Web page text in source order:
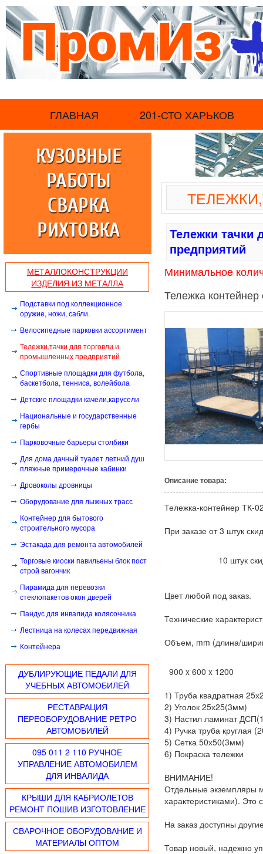
.
ГЛАВНАЯ 201-СТО ХАРЬКОВ
МЕТАЛЛОКОНСТРУКЦИИ
ИЗДЕЛИЯ ИЗ МЕТАЛЛА
Подставки под коллекционное
оружие, ножи, сабли.
Велосипедные парковки ассортимент
Тележки,тачки для торговли и
промышленных предприятий
Спортивные площадки для футбола,
баскетбола, тенниса, волейбола
Детские площадки качели,карусели
Национальные и государственные
гербы
Парковочные барьеры столбики
Для дома дачный туалет летний душ
пляжные примерочные кабинки
Дровоколы дровницы
Оборудование для лыжных трасс
Контейнер для бытового
строительного мусора
Эстакада для ремонта автомобилей
Торговые киоски павильены блок пост
строй вагончик
Пирамида для перевозки
стеклопакетов окон дверей
Пандус для инвалида колясочника
Лестница на колесах передвижная
Контейнера
ДУБЛИРУЮЩИЕ ПЕДАЛИ ДЛЯ
УЧЕБНЫХ АВТОМОБИЛЕЙ
РЕСТАВРАЦИЯ
ПЕРЕОБОРУДОВАНИЕ РЕТРО
АВТОМОБИЛЕЙ
095 011 2 110 РУЧНОЕ
УПРАВЛЕНИЕ АВТОМОБИЛЕМ
ДЛЯ ИНВАЛИДА
КРЫШИ ДЛЯ КАБРИОЛЕТОВ
РЕМОНТ ПОШИВ ИЗГОТОВЛЕНИЕ
СВАРОЧНОЕ ОБОРУДОВАНИЕ И
МАТЕРИАЛЫ ОПТОМ
Тележки
предприятий
Минимальное
Тележка контейнер
Описание товара:
Тележка-контейнер ТК-
При заказе от 3 штук
10 штук
Цвет любой под заказ.
Технические
Объем, mm (длина/
900 x
1) Труба квадратная
2) Уголок 25х25(3мм)
3) Настил ламинат
4) Ручка труба круглая
5) Сетка 50х50(3мм)
6) Покраска тележки
ВНИМАНИЕ!
Отдельные экземпляры
характеристиками). Это
На заказ доступны
Товар новый, надежно